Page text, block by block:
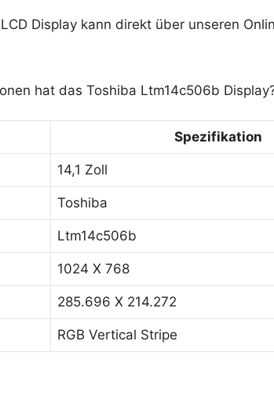
Display kann direkt über unseren
hat das Toshiba Ltm14c506b
Spezifikation
14,1 Zoll
Toshiba
Ltm14c506b
1024 X 768
285.696 X 214.272
RGB Vertical Stripe